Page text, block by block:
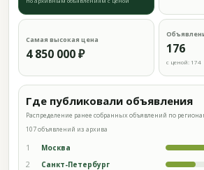
Самая высокая цена
4 850 000 ₽ 176
с ценой: 174
Где публиковали объявления
Распределение ранее собранных объявлений по
107 объявлений из архива
1 Москва
2 Санкт-Петербург